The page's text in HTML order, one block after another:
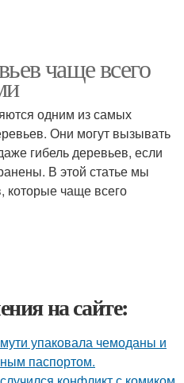
чаще всего
одним из самых
Они могут вызывать
гибель деревьев, если
В этой статье мы
которые чаще всего
на сайте:
упаковала чемоданы и
паспортом.